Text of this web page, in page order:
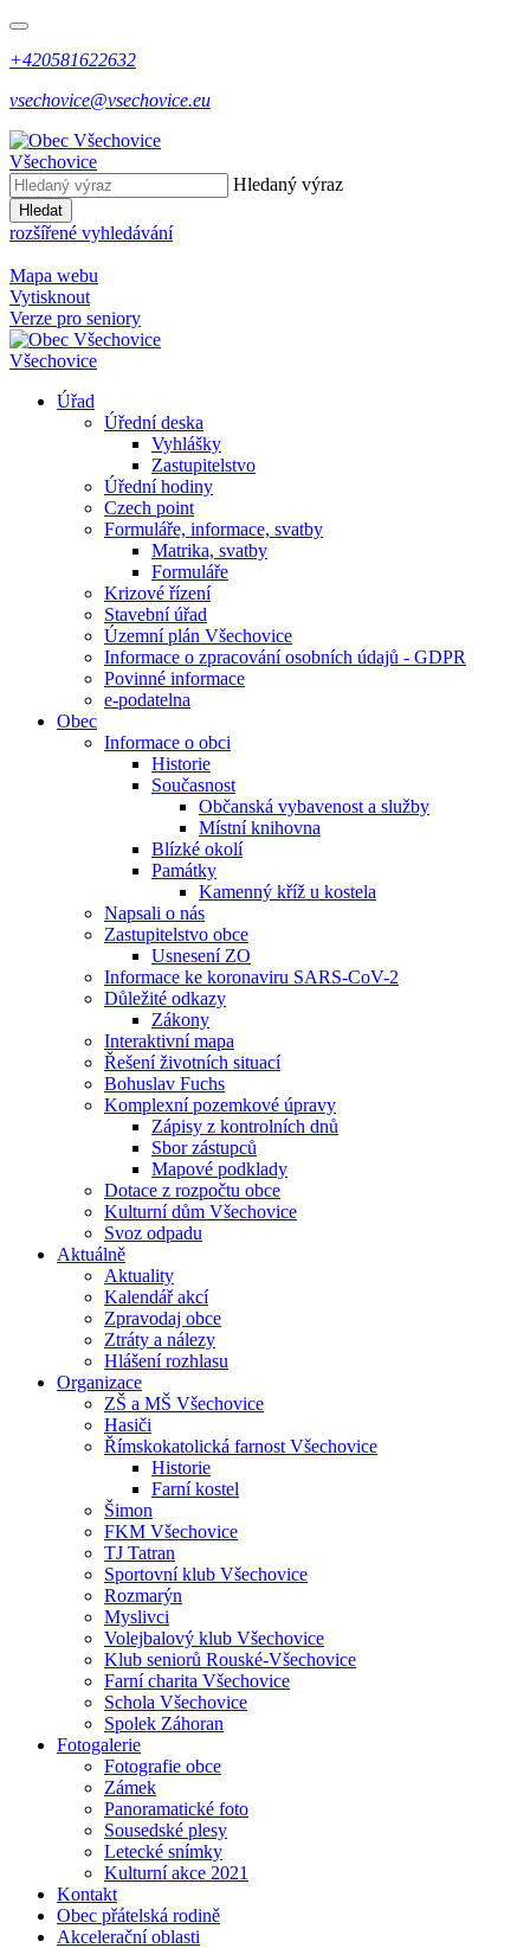
+420581622632
vsechovice@vsechovice.eu
Všechovice
Hledaný výraz
Hledat
rozšířené vyhledávání
Mapa webu
Vytisknout
Verze pro seniory
Všechovice
Úřad
Úřední deska
Vyhlášky
Zastupitelstvo
Úřední hodiny
Czech point
Formuláře, informace, svatby
Matrika, svatby
Formuláře
Krizové řízení
Stavební úřad
Územní plán Všechovice
Informace o zpracování osobních údajů - GDPR
Povinné informace
e-podatelna
Obec
Informace o obci
Historie
Současnost
Občanská vybavenost a služby
Místní knihovna
Blízké okolí
Památky
Kamenný kříž u kostela
Napsali o nás
Zastupitelstvo obce
Usnesení ZO
Informace ke koronaviru SARS-CoV-2
Důležité odkazy
Zákony
Interaktivní mapa
Řešení životních situací
Bohuslav Fuchs
Komplexní pozemkové úpravy
Zápisy z kontrolních dnů
Sbor zástupců
Mapové podklady
Dotace z rozpočtu obce
Kulturní dům Všechovice
Svoz odpadu
Aktuálně
Aktuality
Kalendář akcí
Zpravodaj obce
Ztráty a nálezy
Hlášení rozhlasu
Organizace
ZŠ a MŠ Všechovice
Hasiči
Římskokatolická farnost Všechovice
Historie
Farní kostel
Šimon
FKM Všechovice
TJ Tatran
Sportovní klub Všechovice
Rozmarýn
Myslivci
Volejbalový klub Všechovice
Klub seniorů Rouské-Všechovice
Farní charita Všechovice
Schola Všechovice
Spolek Záhoran
Fotogalerie
Fotografie obce
Zámek
Panoramatické foto
Sousedské plesy
Letecké snímky
Kulturní akce 2021
Kontakt
Obec přátelská rodině
Akcelerační oblasti